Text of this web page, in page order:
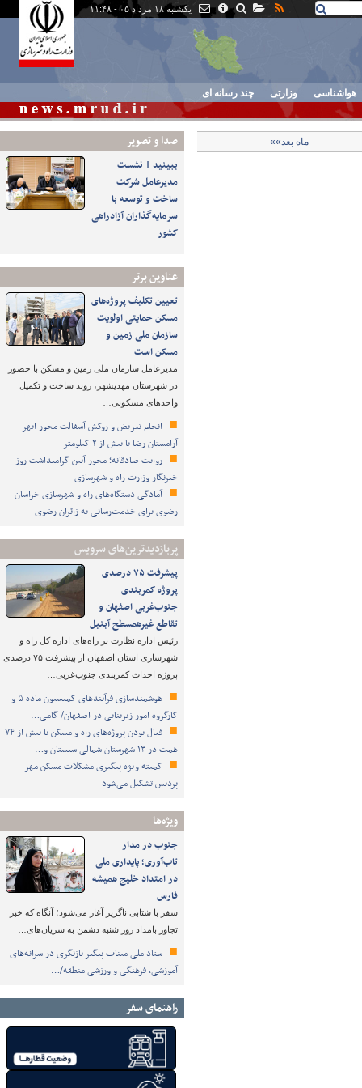
یکشنبه ۱۸ مرداد ۰۵ - ۱۱:۴۸
هواشناسی وزارتی چند رسانه ای
صدا و تصوير
ببینید | نشست
مدیرعامل شرکت
ساخت و توسعه با
سرمایه‌گذاران آزادراهی
کشور
عناوین برتر
تعیین تکلیف پروژه‌های
مسکن حمایتی اولویت
سازمان ملی زمین و
مسکن است
مدیرعامل سازمان ملی زمین و مسکن با حضور
در شهرستان مهدیشهر، روند ساخت و تکمیل
واحدهای مسکونی…
انجام تعریض و روکش آسفالت محور ابهر-
آرامستان رضا با بیش از ۲ کیلومتر
روایت صادقانه؛ محور آیین گرامیداشت روز
خبرنگار وزارت راه و شهرسازی
آمادگی دستگاه‌های راه و شهرسازی خراسان
رضوی برای خدمت‌رسانی به زائران رضوی
پربازدیدترین‌های سرویس
پیشرفت ۷۵ درصدی
پروژه کمربندی
جنوب‌غربی اصفهان و
تقاطع غیرهمسطح آبنیل
رئیس اداره نظارت بر راه‌های اداره کل راه و
شهرسازی استان اصفهان از پیشرفت ۷۵ درصدی
پروژه احداث کمربندی جنوب‌غربی…
هوشمندسازی فرآیندهای کمیسیون ماده ۵ و
کارگروه امور زیربنایی در اصفهان/ گامی…
فعال بودن پروژه‌های راه و مسکن با بیش از ۷۴
همت در ۱۳ شهرستان شمالی سیستان و…
کمیته ویژه پیگیری مشکلات مسکن مهر
پردیس تشکیل می‌شود
ویژه‌ها
جنوب در مدار
تاب‌آوری؛ پایداری ملی
در امتداد خلیج همیشه
فارس
سفر با شتابی ناگزیر آغاز می‌شود؛ آنگاه که خبر
تجاوز بامداد روز شنبه دشمن به شریان‌های…
ستاد ملی میناب پیگیر بازنگری در سرانه‌های
آموزشی، فرهنگی و ورزشی منطقه/…
راهنمای سفر
ماه بعد»»